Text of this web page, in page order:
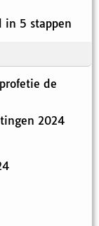
in 5 stappen
de
2024